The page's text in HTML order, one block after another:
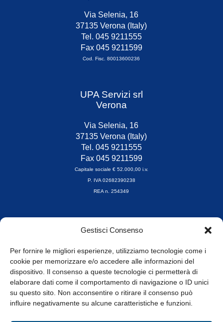
Gestisci Consenso
Per fornire le migliori esperienze, utilizziamo tecnologie come i
cookie per memorizzare e/o accedere alle informazioni del
dispositivo. Il consenso a queste tecnologie ci permetterà di
elaborare dati come il comportamento di navigazione o ID unici
su questo sito. Non acconsentire o ritirare il consenso può
influire negativamente su alcune caratteristiche e funzioni.
Via Selenia, 16
37135 Verona (Italy)
Tel. 045 9211555
Fax 045 9211599
Cod. Fisc. 80013600236
UPA Servizi srl
Verona
Via Selenia, 16
37135 Verona (Italy)
Tel. 045 9211555
Fax 045 9211599
Capitale sociale € 52.000,00 i.v.
P. IVA 02682390238
REA n. 254349
Orari di apertura
8.30-13.00 / 14.00-17.30
Whistleblowing
© Tutti i diritti riservati